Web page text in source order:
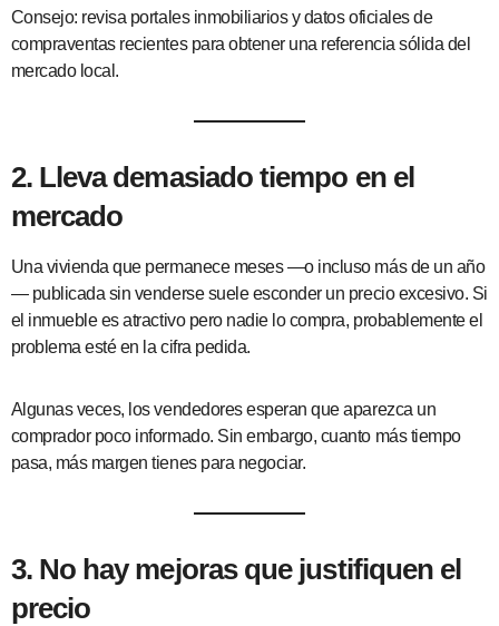
Consejo: revisa portales inmobiliarios y datos oficiales de
compraventas recientes para obtener una referencia sólida del
mercado local.
2. Lleva demasiado tiempo en el
mercado
Una vivienda que permanece meses —o incluso más de un año
— publicada sin venderse suele esconder un precio excesivo. Si
el inmueble es atractivo pero nadie lo compra, probablemente el
problema esté en la cifra pedida.
Algunas veces, los vendedores esperan que aparezca un
comprador poco informado. Sin embargo, cuanto más tiempo
pasa, más margen tienes para negociar.
3. No hay mejoras que justifiquen el
precio